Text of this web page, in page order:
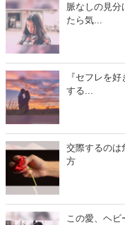
脈なしの見分
たら気...
『セフレを
する...
交際するのは
方
この愛、ヘ